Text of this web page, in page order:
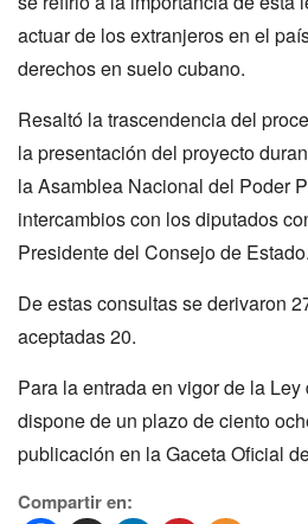
actuar de los extranjeros en el
derechos en suelo cubano.
Resaltó la trascendencia del
la presentación del proyecto
la Asamblea Nacional del Poder
intercambios con los diputados
Presidente del Consejo de Estado.
De estas consultas se derivaron
aceptadas 20.
Para la entrada en vigor de la
dispone de un plazo de ciento
publicación en la Gaceta Oficial
Compartir en: